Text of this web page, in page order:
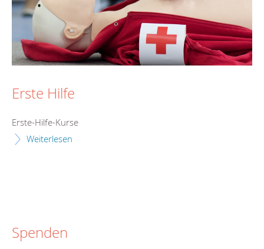
Erste Hilfe
Erste-Hilfe-Kurse
Weiterlesen
Spenden